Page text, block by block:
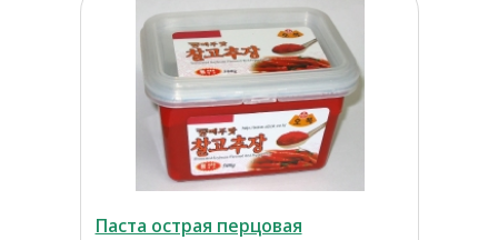
Паста острая перцовая